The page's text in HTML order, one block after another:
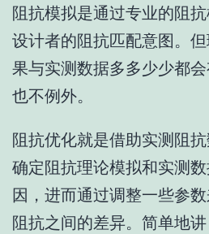
阻抗模拟是通过专业的阻
设计者的阻抗匹配意图。
果与实测数据多多少少都
也不例外。
阻抗优化就是借助实测阻
确定阻抗理论模拟和实测
因，进而通过调整一些参
阻抗之间的差异。简单地